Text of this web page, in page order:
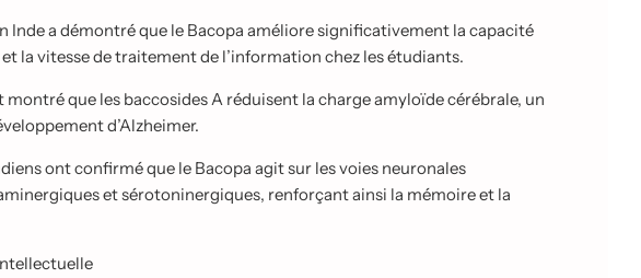
Inde a démontré que le Bacopa améliore significativement la capacité
et la vitesse de traitement de l’information chez lesétudiants.
montré que les baccosides A réduisent la charge amyloïde cérébrale, un
d’Alzheimer.
ont confirmé que le Bacopa agit sur les voies neuronales
et sérotoninergiques, renforçant ainsi la mémoire et la